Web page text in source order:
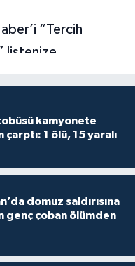
kamyonete
çarptı: 1 ölü, 15 yaralı
domuz saldırısına
genç çoban ölümden